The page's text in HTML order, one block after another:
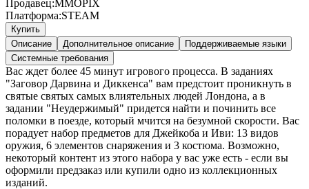
Продавец:MMOPIX
Платформа:STEAM
Купить
Описание
Дополнительное описание
Поддерживаемые языки
Системные требования
Вас ждет более 45 минут игрового процесса. В заданиях
"Заговор Дарвина и Диккенса" вам предстоит проникнуть в
святые святых самых влиятельных людей Лондона, а в
задании "Неудержимый" придется найти и починить все
поломки в поезде, который мчится на безумной скорости. Вас
порадует набор предметов для Джейкоба и Иви: 13 видов
оружия, 6 элементов снаряжения и 3 костюма. Возможно,
некоторый контент из этого набора у вас уже есть - если вы
оформили предзаказ или купили одно из коллекционных
изданий.